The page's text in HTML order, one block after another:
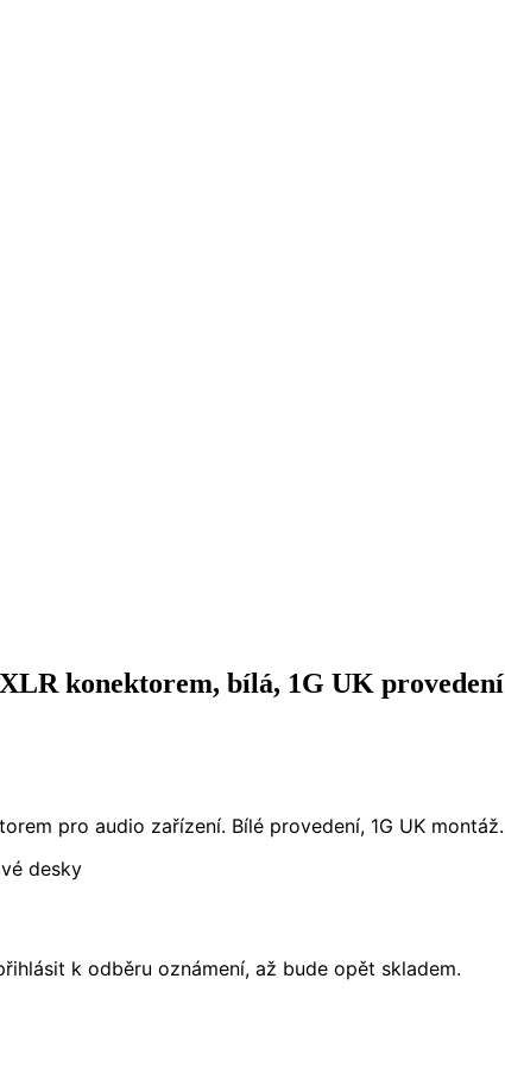
konektorem, bílá, 1G UK provedení
pro audio zařízení. Bílé provedení, 1G UK montáž.
desky
k odběru oznámení, až bude opět skladem.